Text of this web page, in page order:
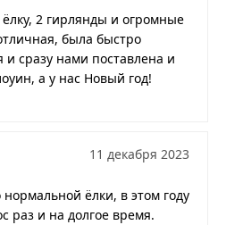
2 гирлянды и огромные
была быстро
и сразу нами поставлена и
а у нас Новый год!
11 декабря 2023
ёлки, в этом году
раз и на долгое время.